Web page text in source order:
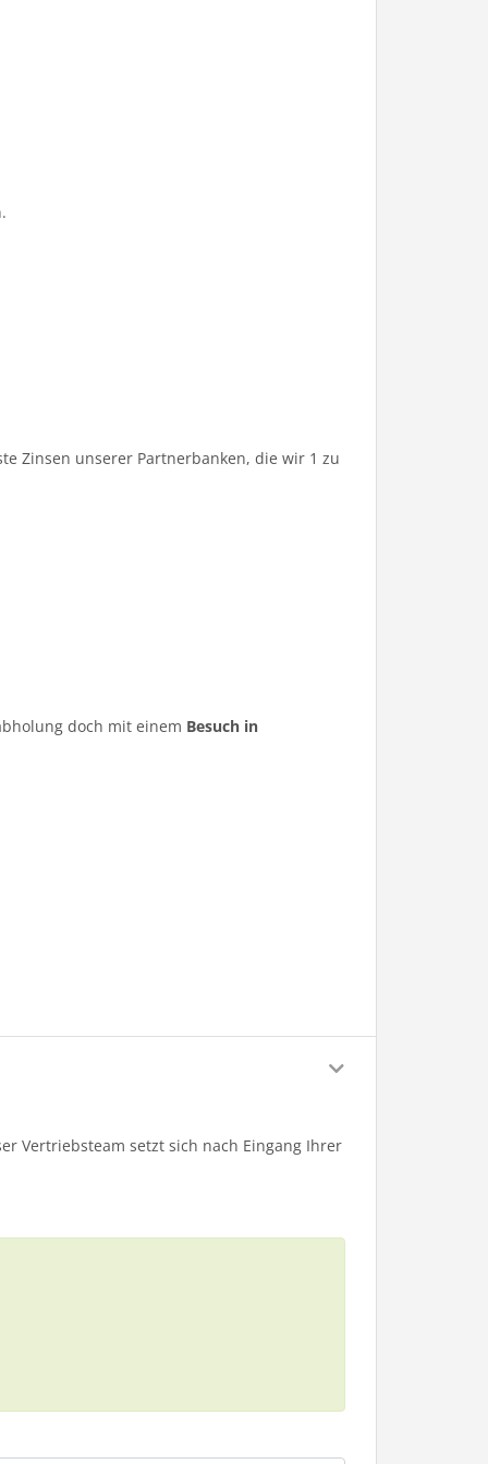
Zinsen unserer Partnerbanken, die wir 1 zu
doch mit einem Besuch in
Vertriebsteam setzt sich nach Eingang Ihrer